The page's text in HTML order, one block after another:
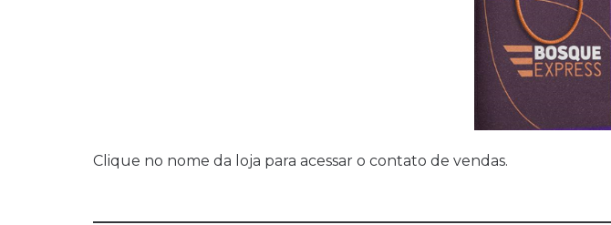
Clique no nome da loja para acessar o contato de vendas.